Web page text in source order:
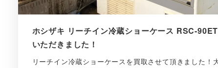
ホシザキ リーチイン冷蔵ショーケース RSC-
いただきました！
リーチイン冷蔵ショーケースを買取させて頂きました！